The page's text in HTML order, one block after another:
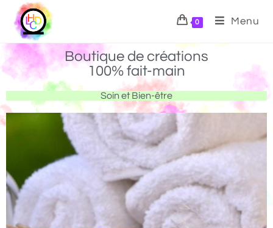
0 Menu
Boutique de créations
100% fait-main
Soin et Bien-être